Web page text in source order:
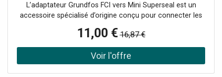
L’adaptateur Grundfos FCI vers Mini Superseal est un
accessoire spécialisé d’origine conçu pour connecter les
connecteur Mini Superseal, aux systemes utilisant des
raccords a bride FCI (Flange Connection Interface). Il
permet une intégration simple et fiable des pompes
Alpha2 GO dans des installations existantes, sans
11,00 € 16,87 €